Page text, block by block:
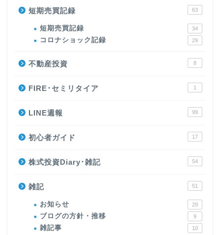
短期売買記録 63
短期売買記録 34
コロナショック記録 29
不動産投資 8
FIRE･セミリタイア 1
LINE週報 99
初心者ガイド 17
株式投資Diary･雑記 54
雑記 51
お知らせ 29
ブログの方針・推移 9
雑記事 10